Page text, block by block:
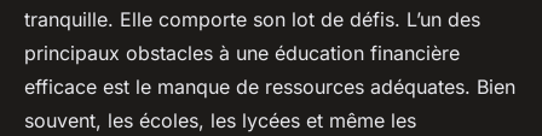
tranquille. Elle comporte son lot de défis. L’un des
principaux obstacles à une éducation financière
efficace est le manque de ressources adéquates. Bien
souvent, les écoles, les lycées et même les